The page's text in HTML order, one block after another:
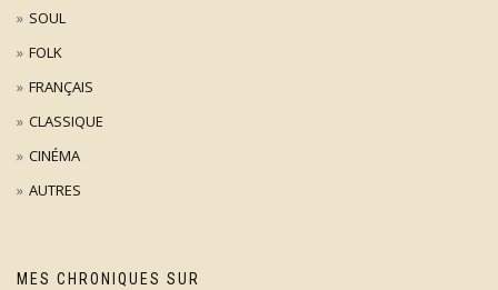
SOUL
FOLK
FRANÇAIS
CLASSIQUE
CINÉMA
AUTRES
MES CHRONIQUES SUR